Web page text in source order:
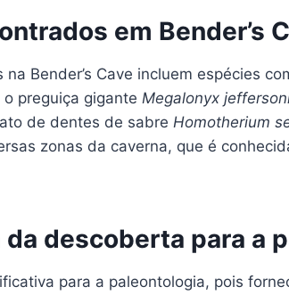
em Bender’s
Bender’s Cave incluem espécies
o preguiça gigante Megalonyx
de dentes de sabre Homotherium
zonas da caverna, que é
descoberta para a
para a paleontologia, pois